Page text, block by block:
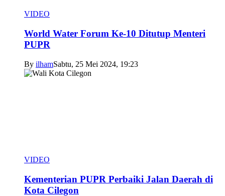
VIDEO
World Water Forum Ke-10 Ditutup Menteri
PUPR
By ilhamSabtu, 25 Mei 2024, 19:23
VIDEO
Kementerian PUPR Perbaiki Jalan Daerah di
Kota Cilegon